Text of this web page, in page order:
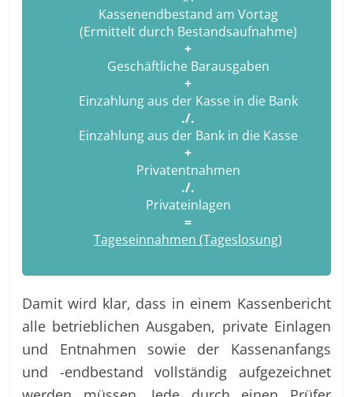
Kassenendbestand am Vortag
(Ermittelt durch Bestandsaufnahme)
+
Geschäftliche Barausgaben
+
Einzahlung aus der Kasse in die Bank
./.
Einzahlung aus der Bank in die Kasse
+
Privatentnahmen
./.
Privateinlagen
=
Tageseinnahmen (Tageslosung)
Damit wird klar, dass in einem Kassenbericht
alle betrieblichen Ausgaben, private Einlagen
und Entnahmen sowie der Kassenanfangs
und -endbestand vollständig aufgezeichnet